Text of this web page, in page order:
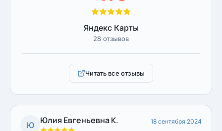
Яндекс Карты
28 отзывов
Читать все отзывы
Ю Юлия Евгеньевна К. 18 сентября 2024